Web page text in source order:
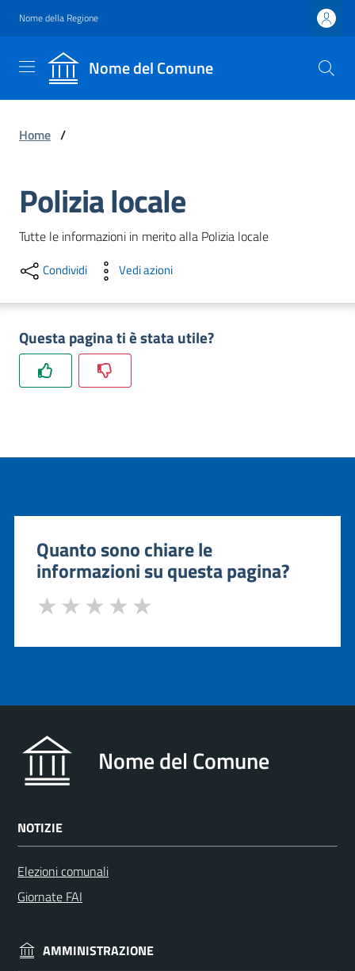
Vai al contenuto
Vai alla navigazione
Vai al footer
Nome della Regione
Nome del Comune
Nome
del
Comune
tanti
Comuni
Novità
Servizi
Vivere
Comune
città
Polizia
Seguici
Home /
Polizia locale
Tutte le informazioni in merito alla Polizia locale
Condividi Vedi azioni
Questa pagina ti è stata utile?
Quanto sono chiare le
informazioni su questa pagina?
Nome del Comune
NOTIZIE
Elezioni comunali
Giornate FAI
AMMINISTRAZIONE